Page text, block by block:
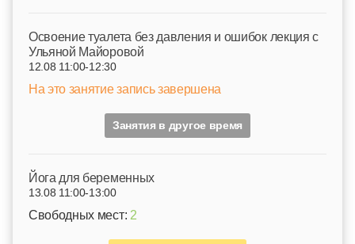
Освоение туалета без давления и ошибок лекция с
Ульяной Майоровой
12.08 11:00-12:30
На это занятие запись завершена
Занятия в другое время
Йога для беременных
13.08 11:00-13:00
Свободных мест: 2